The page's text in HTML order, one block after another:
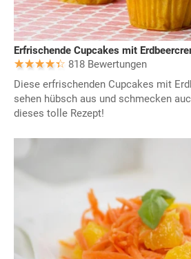
Erfrischende Cupcakes mit
818 Bewertungen
Diese erfrischenden Cupcakes mit
sehen hübsch aus und schmecken
dieses tolle Rezept!